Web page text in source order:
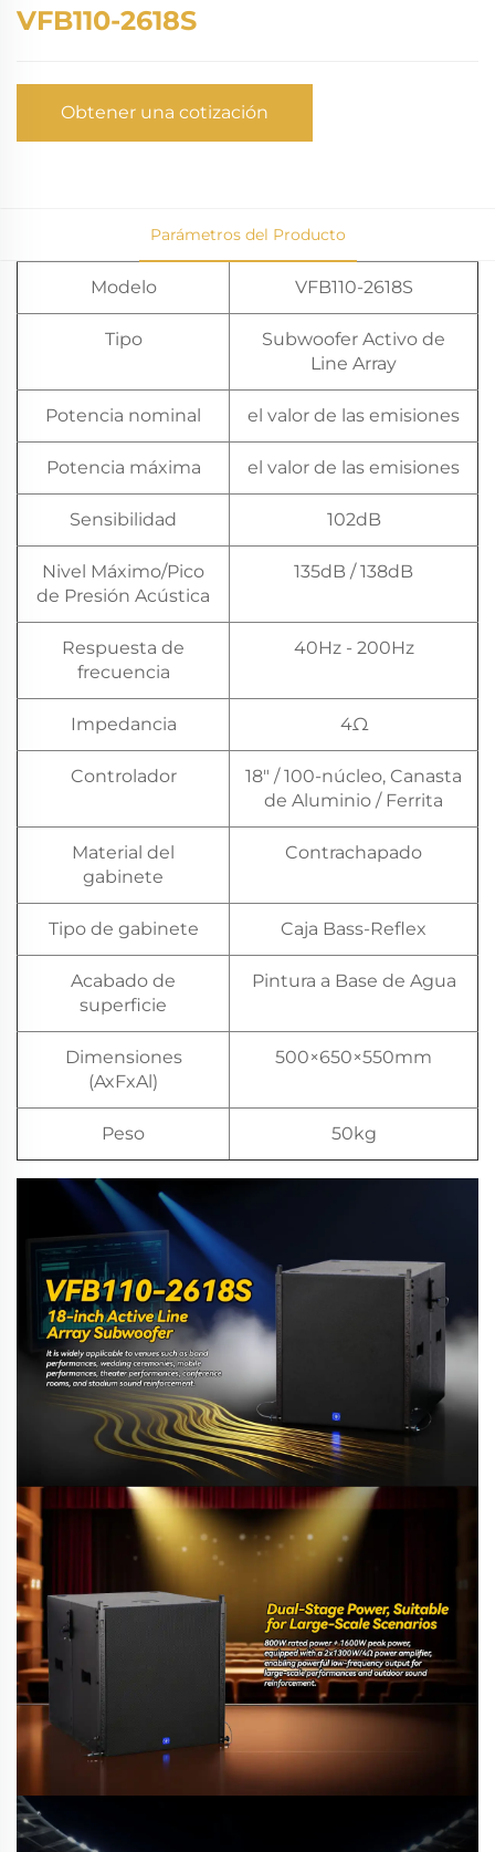
VFB110-2618S
Obtener una cotización
Parámetros del Producto
Modelo VFB110-2618S
Tipo
Subwoofer Activo de
Line Array
Potencia nominal el valor de las emisiones
Potencia máxima el valor de las emisiones
Sensibilidad 102dB
Nivel Máximo/Pico
de Presión Acústica
135dB / 138dB
Respuesta de
frecuencia
40Hz - 200Hz
Impedancia 4Ω
Controlador
18" / 100-núcleo, Canasta
de Aluminio / Ferrita
Material del
gabinete
Contrachapado
Tipo de gabinete Caja Bass-Reflex
Acabado de
superficie
Pintura a Base de Agua
Dimensiones
(AxFxAl)
500×650×550mm
Peso 50kg